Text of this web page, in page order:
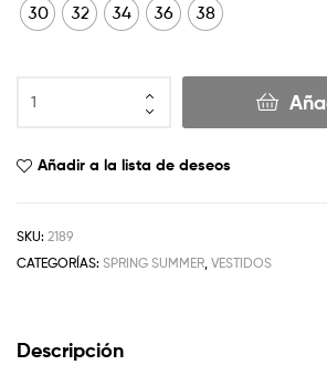
30 32 34 36 38
Añadir a la lista de deseos
SKU: 2189
CATEGORÍAS: SPRING SUMMER VESTIDOS
Descripción